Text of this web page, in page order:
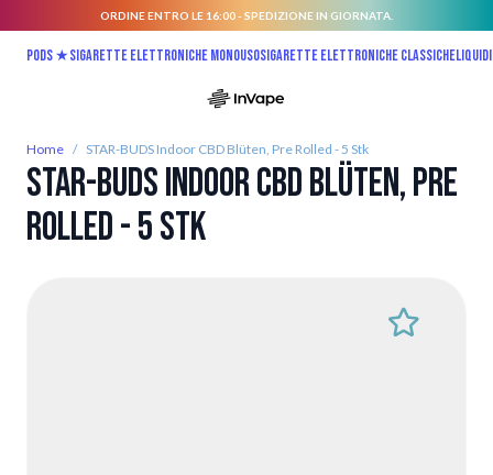
ORDINE ENTRO LE 16:00 - SPEDIZIONE IN GIORNATA.
Pods ★Sigarette elettroniche monousoSigarette elettroniche classiche
Home / STAR-BUDS Indoor CBD Blüten, Pre Rolled - 5 Stk
STAR-BUDS Indoor CBD Blüten, Pre
Rolled - 5 Stk